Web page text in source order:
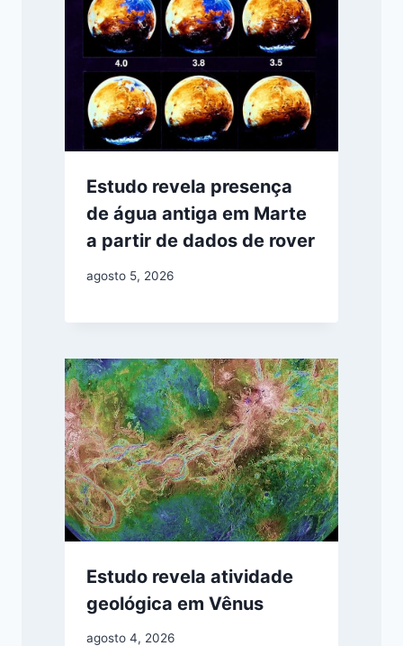
Estudo revela presença
de água antiga em Marte
a partir de dados de rover
agosto 5, 2026
Estudo revela atividade
geológica em Vênus
agosto 4, 2026